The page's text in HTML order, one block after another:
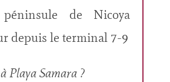
de Nicoya
depuis le terminal 7-9
Playa Samara ?